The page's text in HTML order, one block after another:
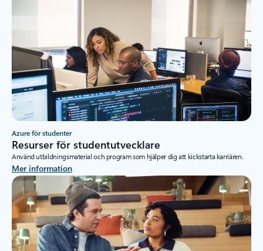
Azure för studenter
Resurser för studentutvecklare
Använd utbildningsmaterial och program som hjälper dig att kickstarta karriären.
Mer information